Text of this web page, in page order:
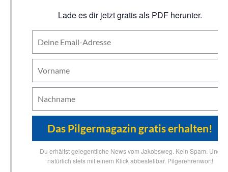
Lade es dir jetzt gratis als PDF herunter.
Du erhältst gelegentliche News vom Jakobsweg. Kein Spam. Und
natürlich stets mit einem Klick abbestellbar. Pilgerehrenwort!